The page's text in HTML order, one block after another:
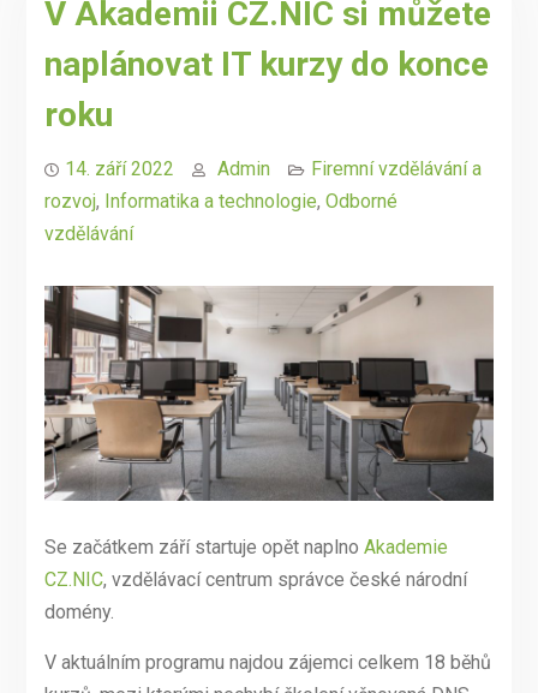
V Akademii CZ.NIC si můžete
naplánovat IT kurzy do konce
roku
14. září 2022 Admin
Firemní vzdělávání a
rozvoj, Informatika a technologie, Odborné
vzdělávání
Se začátkem září startuje opět naplno Akademie
CZ.NIC, vzdělávací centrum správce české národní
domény.
V aktuálním programu najdou zájemci celkem 18 běhů